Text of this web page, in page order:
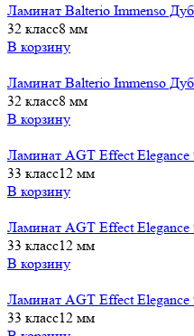
Ламинат Balterio Immenso
32 класс8 мм
В корзину
Ламинат Balterio Immenso
32 класс8 мм
В корзину
Ламинат AGT Effect Elegance
33 класс12 мм
В корзину
Ламинат AGT Effect Elegance
33 класс12 мм
В корзину
Ламинат AGT Effect Elegance
33 класс12 мм